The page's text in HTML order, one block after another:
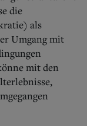
die
als
Umgang mit
mit den